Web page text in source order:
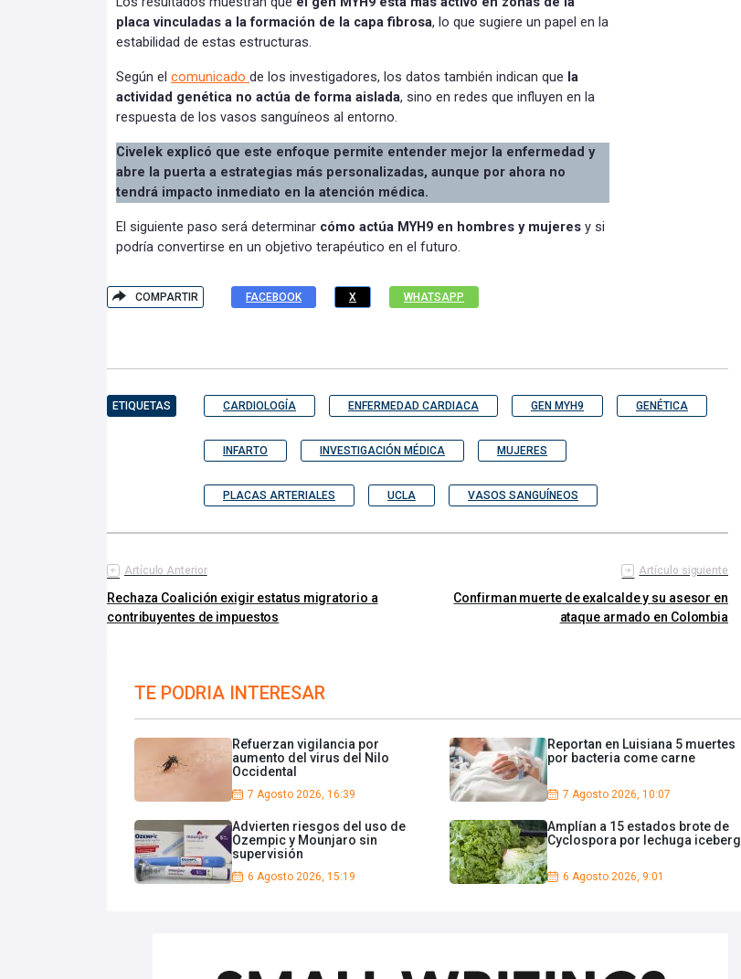
placa vinculadas a la formación de la capa fibrosa, lo que sugiere un papel en la
estabilidad de estas estructuras.
Según el comunicado de los investigadores, los datos también indican que la
actividad genética no actúa de forma aislada, sino en redes que influyen en la
respuesta de los vasos sanguíneos al entorno.
Civelek explicó que este enfoque permite entender mejor la enfermedad y
abre la puerta a estrategias más personalizadas, aunque por ahora no
tendrá impacto inmediato en la atención médica.
El siguiente paso será determinar cómo actúa MYH9 en hombres y mujeres y si
podría convertirse en un objetivo terapéutico en el futuro.
COMPARTIR FACEBOOK X WHATSAPP
ETIQUETAS CARDIOLOGÍA ENFERMEDAD CARDIACA GEN MYH9 GENÉTICA
INFARTO INVESTIGACIÓN MÉDICA MUJERES
PLACAS ARTERIALES UCLA VASOS SANGUÍNEOS
Artículo Anterior
Rechaza Coalición exigir estatus migratorio a
contribuyentes de impuestos
Artículo siguiente
Confirman muerte de exalcalde y su asesor en
ataque armado en Colombia
TE PODRIA INTERESAR
Refuerzan vigilancia por
aumento del virus del Nilo
Occidental
7 Agosto 2026, 16:39
Reportan en Luisiana 5 muertes
por bacteria come carne
7 Agosto 2026, 10:07
Advierten riesgos del uso de
Ozempic y Mounjaro sin
supervisión
6 Agosto 2026, 15:19
Amplían a 15 estados brote de
Cyclospora por lechuga iceberg
6 Agosto 2026, 9:01